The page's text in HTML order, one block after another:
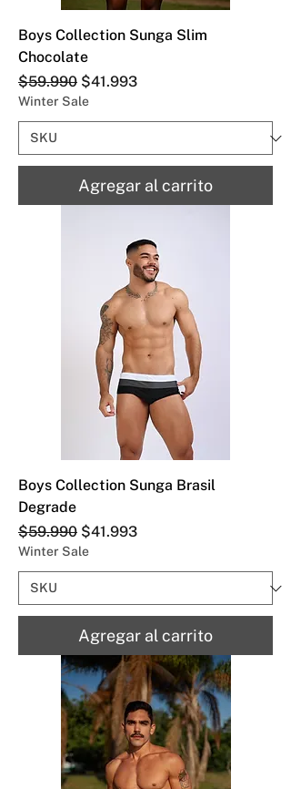
Boys Collection Sunga Slim
Chocolate
Precio
$59.990 Precio de oferta
$41.993
Winter Sale
Agregar al carrito
Boys Collection Sunga Brasil
Degrade
Precio
$59.990 Precio de oferta
$41.993
Winter Sale
Agregar al carrito